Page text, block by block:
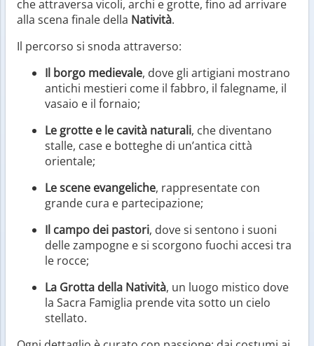
che attraversa vicoli, archi e grotte, fino ad arrivare
alla scena finale della Natività.
Il percorso si snoda attraverso:
Il borgo medievale, dove gli artigiani mostrano
antichi mestieri come il fabbro, il falegname, il
vasaio e il fornaio;
Le grotte e le cavità naturali, che diventano
stalle, case e botteghe di un’antica città
orientale;
Le scene evangeliche, rappresentate con
grande cura e partecipazione;
Il campo dei pastori, dove si sentono i suoni
delle zampogne e si scorgono fuochi accesi tra
le rocce;
La Grotta della Natività, un luogo mistico dove
la Sacra Famiglia prende vita sotto un cielo
stellato.